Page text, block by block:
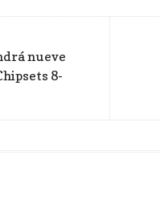
nueve
8-